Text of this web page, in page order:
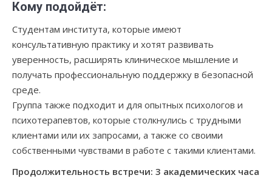
Кому подойдёт:
Студентам института, которые имеют
консультативную практику и хотят развивать
уверенность, расширять клиническое мышление и
получать профессиональную поддержку в безопасной
среде.
Группа также подходит и для опытных психологов и
психотерапевтов, которые столкнулись с трудными
клиентами или их запросами, а также со своими
собственными чувствами в работе с такими клиентами.
Продолжительность встречи: 3 академических часа